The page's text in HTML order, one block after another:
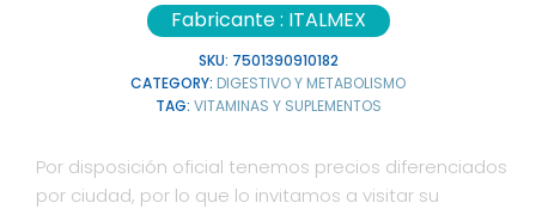
Fabricante : ITALMEX
SKU: 7501390910182
CATEGORY: DIGESTIVO Y METABOLISMO
TAG: VITAMINAS Y SUPLEMENTOS
Por disposición oficial tenemos precios diferenciados
por ciudad, por lo que lo invitamos a visitar su